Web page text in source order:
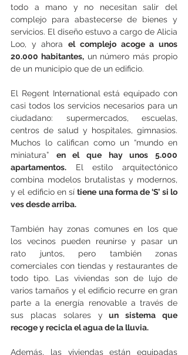
todo a mano y no necesitan salir del
complejo para abastecerse de bienes y
servicios. El diseño estuvo a cargo de Alicia
Loo, y ahora el complejo acoge a unos
20.000 habitantes, un número más propio
de un municipio que de un edificio.
El Regent International está equipado con
casi todos los servicios necesarios para un
ciudadano: supermercados, escuelas,
centros de salud y hospitales, gimnasios.
Muchos lo califican como un “mundo en
miniatura” en el que hay unos 5.000
apartamentos. El estilo arquitectónico
combina modelos brutalistas y modernos,
y el edificio en sí tiene una forma de ‘S’ si lo
ves desde arriba.
También hay zonas comunes en los que
los vecinos pueden reunirse y pasar un
rato juntos, pero también zonas
comerciales con tiendas y restaurantes de
todo tipo. Las viviendas son de lujo de
varios tamaños y el edificio recurre en gran
parte a la energía renovable a través de
sus placas solares y un sistema que
recoge y recicla el agua de la lluvia.
Además, las viviendas están equipadas